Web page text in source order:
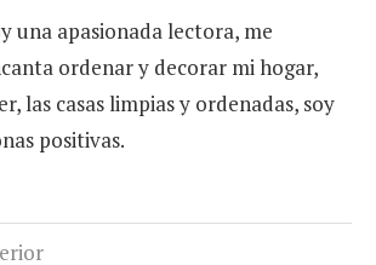
una apasionada lectora, me
ordenar y decorar mi hogar,
las casas limpias y ordenadas, soy
positivas.